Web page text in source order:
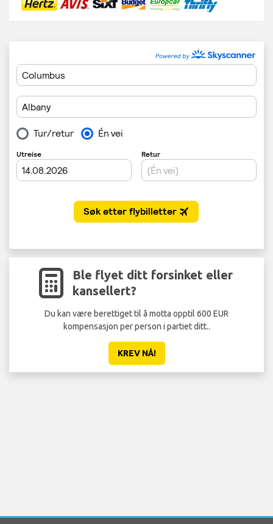
Ble flyet ditt forsinket eller
kansellert?
Du kan være berettiget til å motta opptil 600 EUR
kompensasjon per person i partiet ditt..
KREV NÅ!